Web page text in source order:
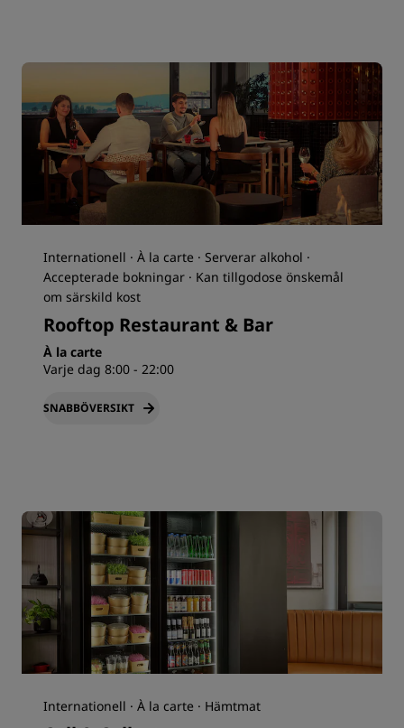
Internationell · À la carte · Serverar alkohol ·
Accepterade bokningar · Kan tillgodose önskemål
om särskild kost
Rooftop Restaurant & Bar
À la carte
Varje dag 8:00 - 22:00
SNABBÖVERSIKT
Internationell · À la carte · Hämtmat